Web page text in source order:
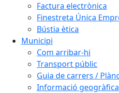
Factura electrònica
Finestreta Única
Bústia ètica
Municipi
Com arribar-hi
Transport públic
Guia de carrers /
Informació geogràfica